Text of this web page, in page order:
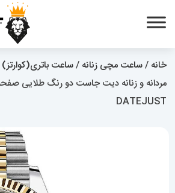
خانه /ساعت مچی زنانه /ساعت باتری(کوارتز)
DATEJUST